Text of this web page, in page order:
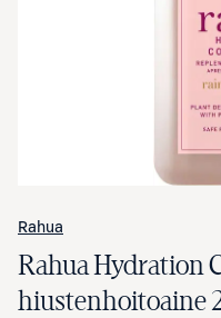
Rahua
Rahua Hydration
hiustenhoitoaine